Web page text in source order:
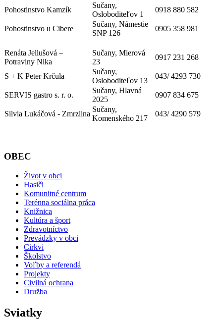
Pohostinstvo Kamzík
Sučany,
Osloboditeľov 1
0918 880 582
Pohostinstvo u Cibere
Sučany, Námestie
SNP 126
0905 358 981
Renáta Jellušová –
Potraviny Nika
Sučany, Mierová
23
0917 231 268
S + K Peter Krčula
Sučany,
Osloboditeľov 13
043/ 4293 730
SERVIS gastro s. r. o.
Sučany, Hlavná
2025
0907 834 675
Silvia Lukáčová - Zmrzlina
Sučany,
Komenského 217
043/ 4290 579
OBEC
Život v obci
Hasiči
Komunitné centrum
Terénna sociálna práca
Knižnica
Kultúra a šport
Zdravotníctvo
Prevádzky v obci
Cirkvi
Školstvo
Voľby a referendá
Projekty
Civilná ochrana
Družba
Sviatky